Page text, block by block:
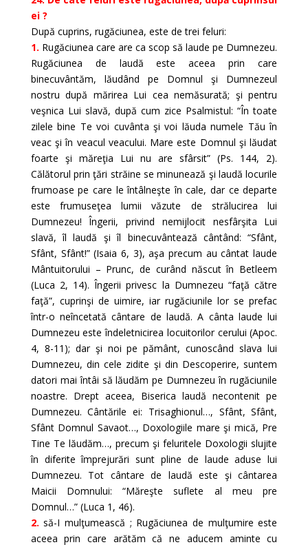
ei ?
După cuprins, rugăciunea, este de trei feluri:
1. Rugăciunea care are ca scop să laude pe Dumnezeu.
Rugăciunea de laudă este aceea prin care
binecuvântăm, lăudând pe Domnul şi Dumnezeul
nostru după mărirea Lui cea nemăsurată; şi pentru
veşnica Lui slavă, după cum zice Psalmistul: “În toate
zilele bine Te voi cuvânta şi voi lăuda numele Tău în
veac şi în veacul veacului. Mare este Domnul şi lăudat
foarte şi măreţia Lui nu are sfârsit” (Ps. 144, 2).
Călătorul prin ţări străine se minunează şi laudă locurile
frumoase pe care le întâlneşte în cale, dar ce departe
este frumuseţea lumii văzute de strălucirea lui
Dumnezeu! Îngerii, privind nemijlocit nesfârşita Lui
slavă, îl laudă şi îl binecuvântează cântând: “Sfânt,
Sfânt, Sfânt!” (Isaia 6, 3), aşa precum au cântat laude
Mântuitorului – Prunc, de curând născut în Betleem
(Luca 2, 14). Îngerii privesc la Dumnezeu “faţă către
faţă”, cuprinşi de uimire, iar rugăciunile lor se prefac
într-o neîncetată cântare de laudă. A cânta laude lui
Dumnezeu este îndeletnicirea locuitorilor cerului (Apoc.
4, 8-11); dar şi noi pe pământ, cunoscând slava lui
Dumnezeu, din cele zidite şi din Descoperire, suntem
datori mai întâi să lăudăm pe Dumnezeu în rugăciunile
noastre. Drept aceea, Biserica laudă necontenit pe
Dumnezeu. Cântările ei: Trisaghionul…, Sfânt, Sfânt,
Sfânt Domnul Savaot…, Doxologiile mare şi mică, Pre
Tine Te lăudăm…, precum şi feluritele Doxologii slujite
în diferite împrejurări sunt pline de laude aduse lui
Dumnezeu. Tot cântare de laudă este şi cântarea
Maicii Domnului: “Măreşte suflete al meu pre
Domnul…” (Luca 1, 46).
2. să-I mulţumească ; Rugăciunea de mulţumire este
aceea prin care arătăm că ne aducem aminte cu